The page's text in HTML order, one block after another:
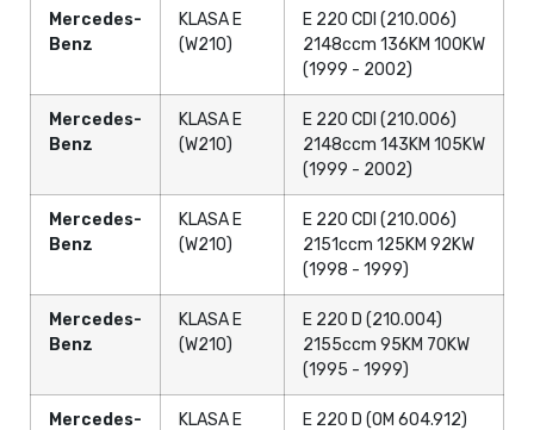
Mercedes-
Benz
KLASA E
(W210)
E 220 CDI (210.006)
2148ccm 136KM 100KW
(1999 - 2002)
Mercedes-
Benz
KLASA E
(W210)
E 220 CDI (210.006)
2148ccm 143KM 105KW
(1999 - 2002)
Mercedes-
Benz
KLASA E
(W210)
E 220 CDI (210.006)
2151ccm 125KM 92KW
(1998 - 1999)
Mercedes-
Benz
KLASA E
(W210)
E 220 D (210.004)
2155ccm 95KM 70KW
(1995 - 1999)
Mercedes-
KLASA E
E 220 D (OM 604.912)